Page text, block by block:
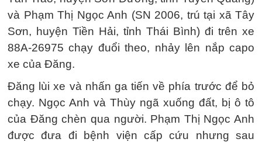
và Phạm Thị Ngọc Anh (SN 2006, trú tại xã Tây
Sơn, huyện Tiền Hải, tỉnh Thái Bình) đi trên xe
88A-26975 chạy đuổi theo, nhảy lên nắp capo
xe của Đăng.
Đăng lùi xe và nhấn ga tiến về phía trước để bỏ
chạy. Ngọc Anh và Thùy ngã xuống đất, bị ô tô
của Đăng chèn qua người. Phạm Thị Ngọc Anh
được đưa đi bệnh viện cấp cứu nhưng sau